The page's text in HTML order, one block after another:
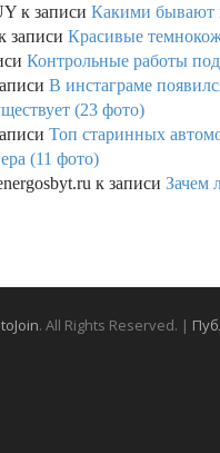
к записи Какими бывают
записи Красивые
Контрольные работы
В инстаграме
(23 фото)
Топ старинных
(11 фото)
к записи Зачем
. All Rights Reserved. |